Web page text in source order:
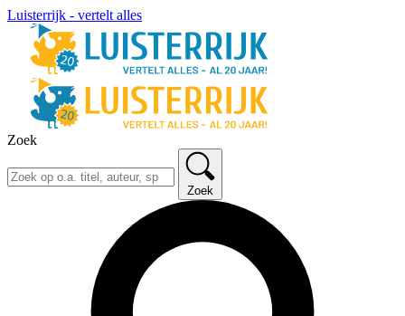
Luisterrijk - vertelt alles
Zoek
Zoek